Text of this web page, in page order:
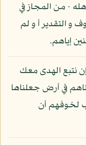
- من المجاز في
و التقدير أ و لم
إياهم.
نتبع الهدى معك
في أرض جعلناها
لخوفهم أن